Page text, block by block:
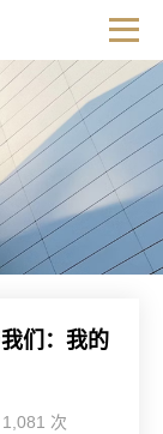
们：我的
次